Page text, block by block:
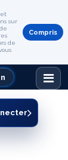
sur
de
Compris